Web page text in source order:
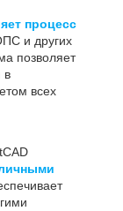
процесс
и других
позволяет
в
всех